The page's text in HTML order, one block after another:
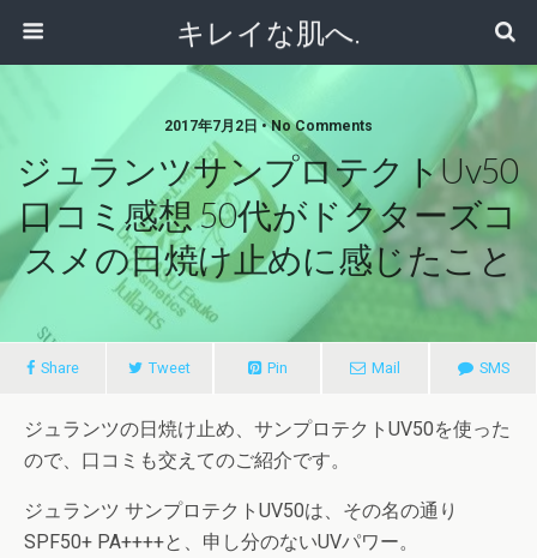
キレイな肌へ.
2017年7月2日 • No Comments
ジュランツサンプロテクトuv50
口コミ感想 50代がドクターズコ
スメの日焼け止めに感じたこと
Share Tweet Pin Mail SMS
ジュランツの日焼け止め、サンプロテクトUV50を使った
ので、口コミも交えてのご紹介です。
ジュランツ サンプロテクトUV50は、その名の通り
SPF50+ PA++++と、申し分のないUVパワー。